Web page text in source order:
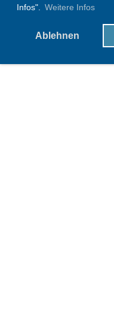
Infos". Weitere Infos
Ablehnen